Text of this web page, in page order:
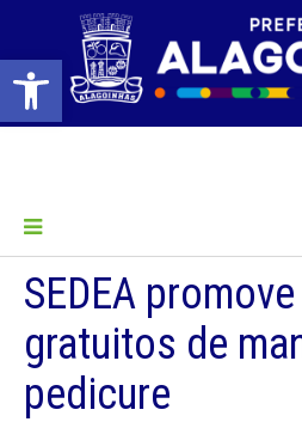
Barra de Ferramentas Aberta
SEDEA
gratuitos de
pedicure